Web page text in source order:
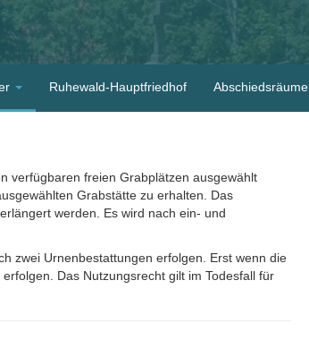
Ruhewald-Hauptfriedhof Abschiedsräume
verfügbaren freien Grabplätzen ausgewählt
Grabstätte zu erhalten. Das
werden. Es wird nach ein- und
zwei Urnenbestattungen erfolgen. Erst wenn die
Das Nutzungsrecht gilt im Todesfall für